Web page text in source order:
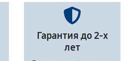
Гарантия до 2-х
лет